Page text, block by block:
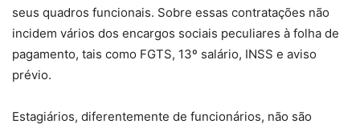
seus quadros funcionais. Sobre essas contratações não
incidem vários dos encargos sociais peculiares à folha de
pagamento, tais como FGTS, 13º salário, INSS e aviso
prévio.
Estagiários, diferentemente de funcionários, não são